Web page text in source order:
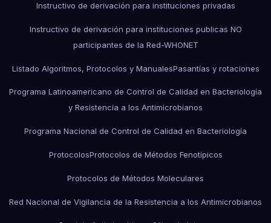
Instructivo de derivación para instituciones privadas
Instructivo de derivación para instituciones publicas NO
participantes de la Red-WHONET
Listado Algoritmos, Protocolos y ManualesPasantías y rotaciones
Programa Latinoamericano de Control de Calidad en Bacteriología
y Resistencia a los Antimicrobianos
Programa Nacional de Control de Calidad en Bacteriología
ProtocolosProtocolos de Métodos Fenotípicos
Protocolos de Métodos Moleculares
Red Nacional de Vigilancia de la Resistencia a los Antimicrobianos